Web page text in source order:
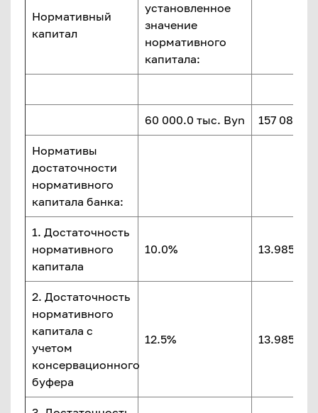
Нормативный
капитал
установленное
значение
нормативного
капитала:
60 000.0 тыс. Byn 157 088.8
Нормативы
достаточности
нормативного
капитала банка:
1. Достаточность
нормативного
капитала
10.0% 13.985%
2. Достаточность
нормативного
капитала с
учетом
консервационного
буфера
12.5% 13.985%